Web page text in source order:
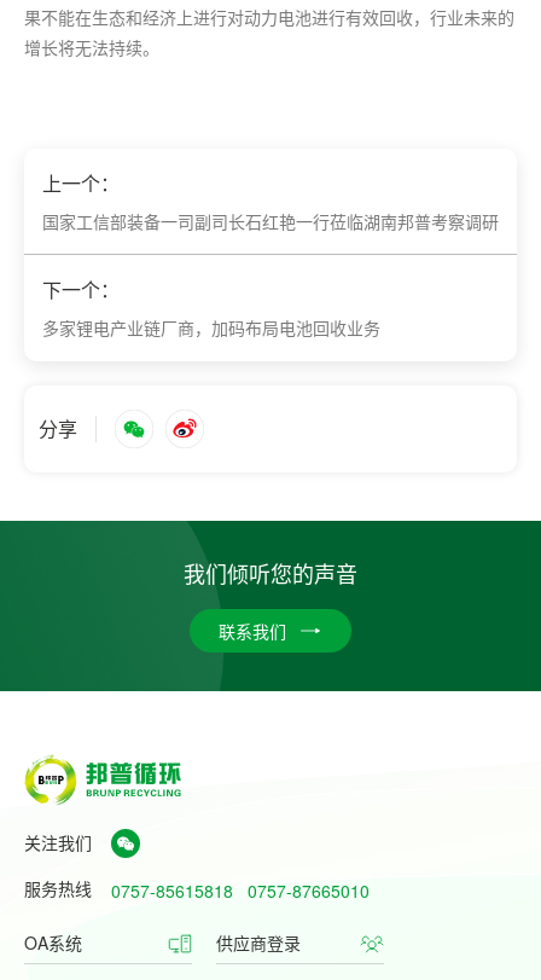
果不能在生态和经济上进行对动力电池进行有效回收，行业未来的
增长将无法持续。
上一个：
国家工信部装备一司副司长石红艳一行莅临湖南邦普考察调研
下一个：
多家锂电产业链厂商，加码布局电池回收业务
分享
我们倾听您的声音
联系我们
关注我们
服务热线
0757-85615818 0757-87665010
OA系统 供应商登录